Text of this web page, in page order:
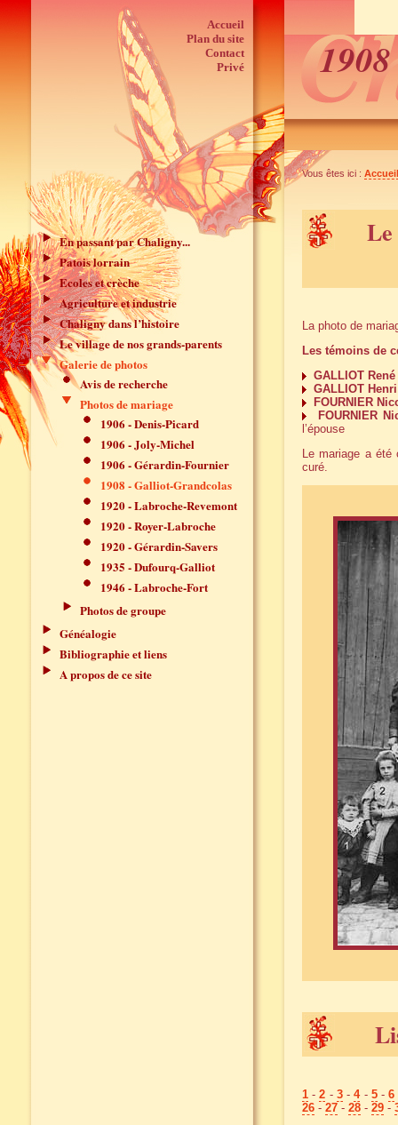
Vous êtes ici : Accueil
La photo de
Les témoins de
GALLIOT
GALLIOT
FOURNIER
FOURNIER
l’épouse
Le mariage a été
curé.
1 -2 - 3-4- 5-6
26 - 27 - 28 - 29 -
Accueil
Plan du site
Contact
Privé
En passant par Chaligny...
Patois lorrain
Ecoles et crèche
Agriculture et industrie
Chaligny dans l’histoire
Le village de nos grands-parents
Galerie de photos
Avis de recherche
Photos de mariage
1906 - Denis-Picard
1906 - Joly-Michel
1906 - Gérardin-Fournier
1908 - Galliot-Grandcolas
1920 - Labroche-Revemont
1920 - Royer-Labroche
1920 - Gérardin-Savers
1935 - Dufourq-Galliot
1946 - Labroche-Fort
Photos de groupe
Généalogie
Bibliographie et liens
A propos de ce site